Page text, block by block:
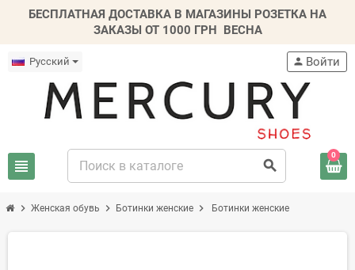
БЕСПЛАТНАЯ ДОСТАВКА В МАГАЗИНЫ РОЗЕТКА НА
ЗАКАЗЫ ОТ 1000 ГРН ВЕСНА
Русский
view_headline search
person Войти
0
chevron_right Женская обувь chevron_right Ботинки женские chevron_right Ботинки женские